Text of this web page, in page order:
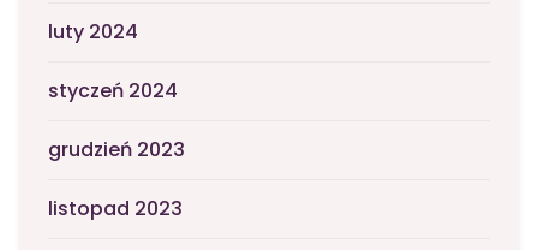
luty 2024
styczeń 2024
grudzień 2023
listopad 2023